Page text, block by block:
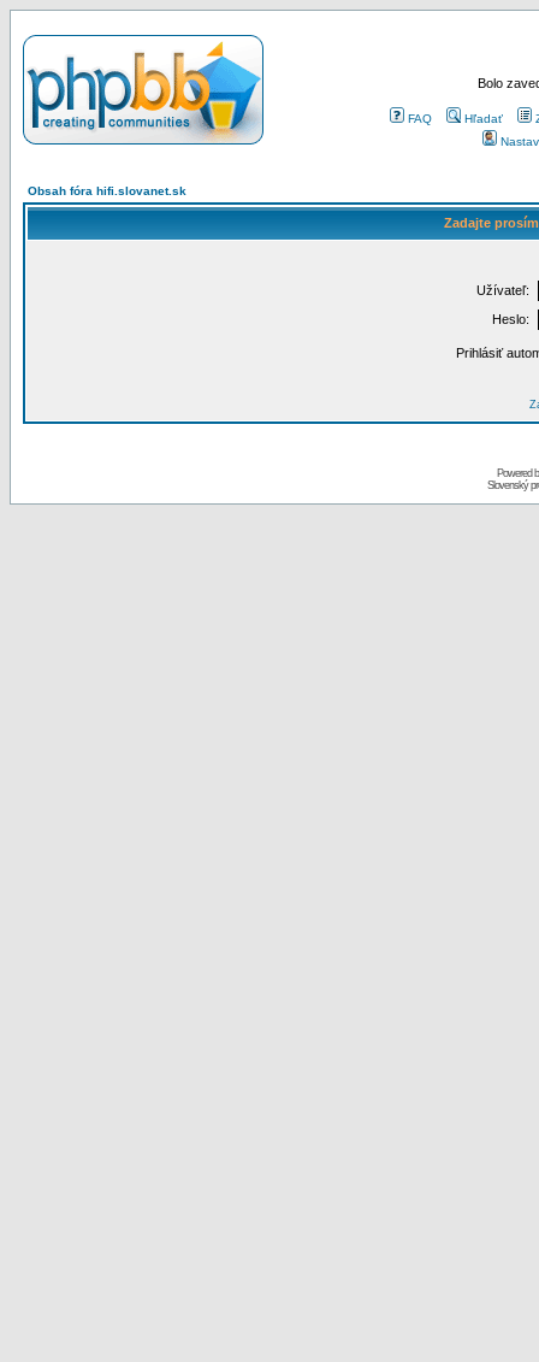
Bolo
FAQ Hľadať
Obsah fóra hifi.slovanet.sk
Zadajte
Užívateľ:
Heslo:
Prihlásiť
Powered
Slovenský